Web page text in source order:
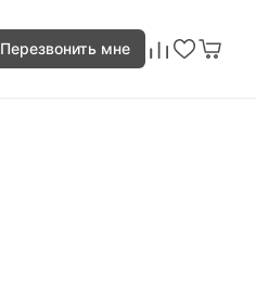
Перезвонить мне